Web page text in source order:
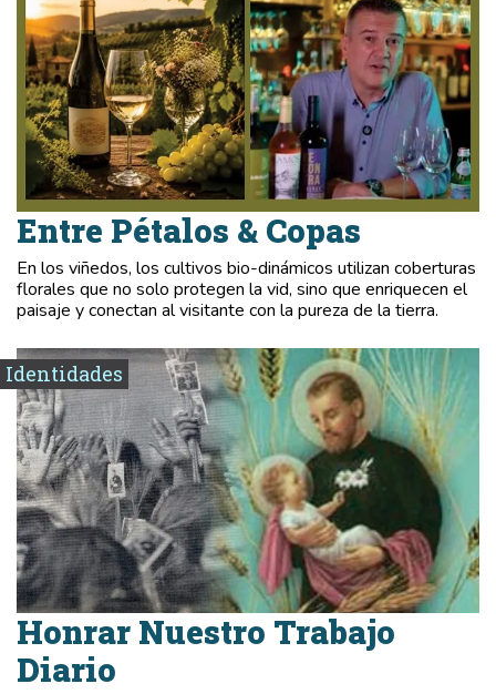
Entre Pétalos & Copas
En los viñedos, los cultivos bio-dinámicos utilizan coberturas
florales que no solo protegen la vid, sino que enriquecen el
paisaje y conectan al visitante con la pureza de la tierra.
Identidades
Honrar Nuestro Trabajo
Diario